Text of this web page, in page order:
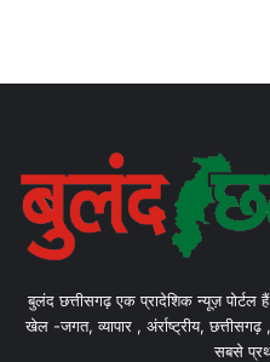
बुलंद छत्तीसगढ़ एक प्रादेशिक न्यूज़ पोर्टल
खेल -जगत, व्यापार , अंर्राष्ट्रीय, छत्तीसगढ़
सबसे